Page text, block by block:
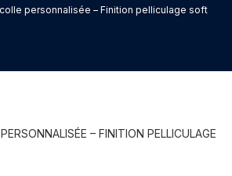
personnalisée – Finition pelliculage soft
– FINITION PELLICULAGE